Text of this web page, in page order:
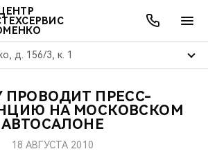
д. 156/3, к. 1
МОДЕЛИ
ПОКУПАТЕЛЯМ
ВЛАДЕЛЬЦАМ
МИР CHERY
АКЦИИ
ОНЛАЙН СЕРВИСЫ
О КОМПАНИИ
ПРОВОДИТ ПРЕСС-
НА МОСКОВСКОМ
АВТОСАЛОНЕ
18 АВГУСТА 2010